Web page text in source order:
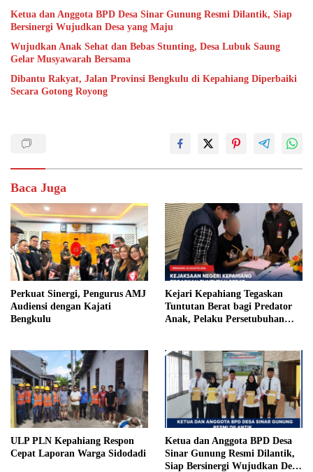
Ketua dan Anggota BPD Desa Sinar Gunung Resmi Dilantik, Siap
Bersinergi Wujudkan Desa yang Maju
Wujudkan Anak Sehat dan Bebas Stunting, Desa Lubuk Saung
Gelar Musyawarah Bersama
Dibantu Rakyat, Jalan Provinsi Bengkulu di Kepahiang Diperbaiki
Secara Gotong Royong
Baca Juga
Perkuat Sinergi, Pengurus AMJ
Audiensi dengan Kajati
Bengkulu
Kejari Kepahiang Tegaskan
Tuntutan Berat bagi Predator
Anak, Pelaku Persetubuhan
Penjara
ULP PLN Kepahiang Respon
Cepat Laporan Warga Sidodadi
Ketua dan Anggota BPD Desa
Sinar Gunung Resmi Dilantik,
Siap Bersinergi Wujudkan Desa